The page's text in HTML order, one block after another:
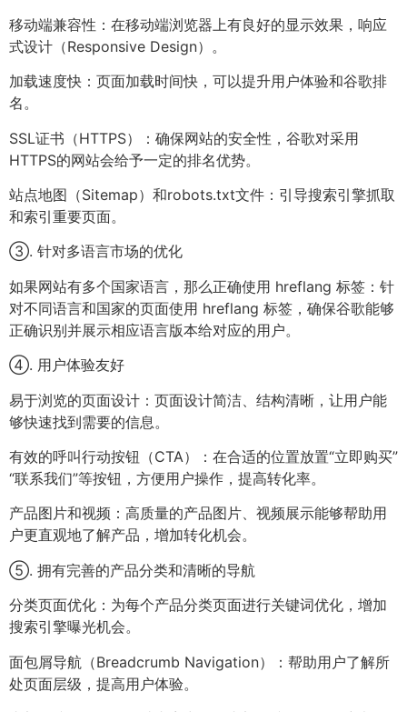
移动端兼容性：在移动端浏览器上有良好的显示效果，响应
式设计（Responsive Design）。
加载速度快：页面加载时间快，可以提升用户体验和谷歌排
名。
SSL证书（HTTPS）：确保网站的安全性，谷歌对采用
HTTPS的网站会给予一定的排名优势。
站点地图（Sitemap）和robots.txt文件：引导搜索引擎抓取
和索引重要页面。
③. 针对多语言市场的优化
如果网站有多个国家语言，那么正确使用 hreflang 标签：针
对不同语言和国家的页面使用 hreflang 标签，确保谷歌能够
正确识别并展示相应语言版本给对应的用户。
④. 用户体验友好
易于浏览的页面设计：页面设计简洁、结构清晰，让用户能
够快速找到需要的信息。
有效的呼叫行动按钮（CTA）：在合适的位置放置“立即购买”
“联系我们”等按钮，方便用户操作，提高转化率。
产品图片和视频：高质量的产品图片、视频展示能够帮助用
户更直观地了解产品，增加转化机会。
⑤. 拥有完善的产品分类和清晰的导航
分类页面优化：为每个产品分类页面进行关键词优化，增加
搜索引擎曝光机会。
面包屑导航（Breadcrumb Navigation）：帮助用户了解所
处页面层级，提高用户体验。